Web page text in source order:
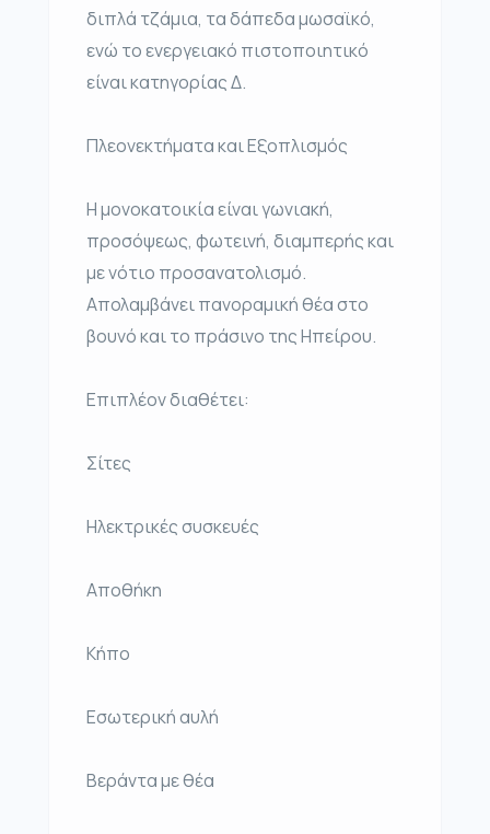
διπλά τζάμια, τα δάπεδα μωσαϊκό,
ενώ το ενεργειακό πιστοποιητικό
είναι κατηγορίας Δ.
Πλεονεκτήματα και Εξοπλισμός
Η μονοκατοικία είναι γωνιακή,
προσόψεως, φωτεινή, διαμπερής και
με νότιο προσανατολισμό.
Απολαμβάνει πανοραμική θέα στο
βουνό και το πράσινο της Ηπείρου.
Επιπλέον διαθέτει:
Σίτες
Ηλεκτρικές συσκευές
Αποθήκη
Κήπο
Εσωτερική αυλή
Βεράντα με θέα